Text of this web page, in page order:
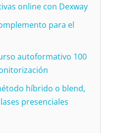
online con Dexway
para el
autoformativo 100
híbrido o blend,
presenciales